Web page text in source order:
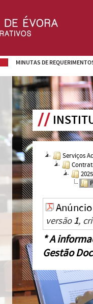
MINUTAS DE
Serviços
2025
versão1,
* A
Gestão